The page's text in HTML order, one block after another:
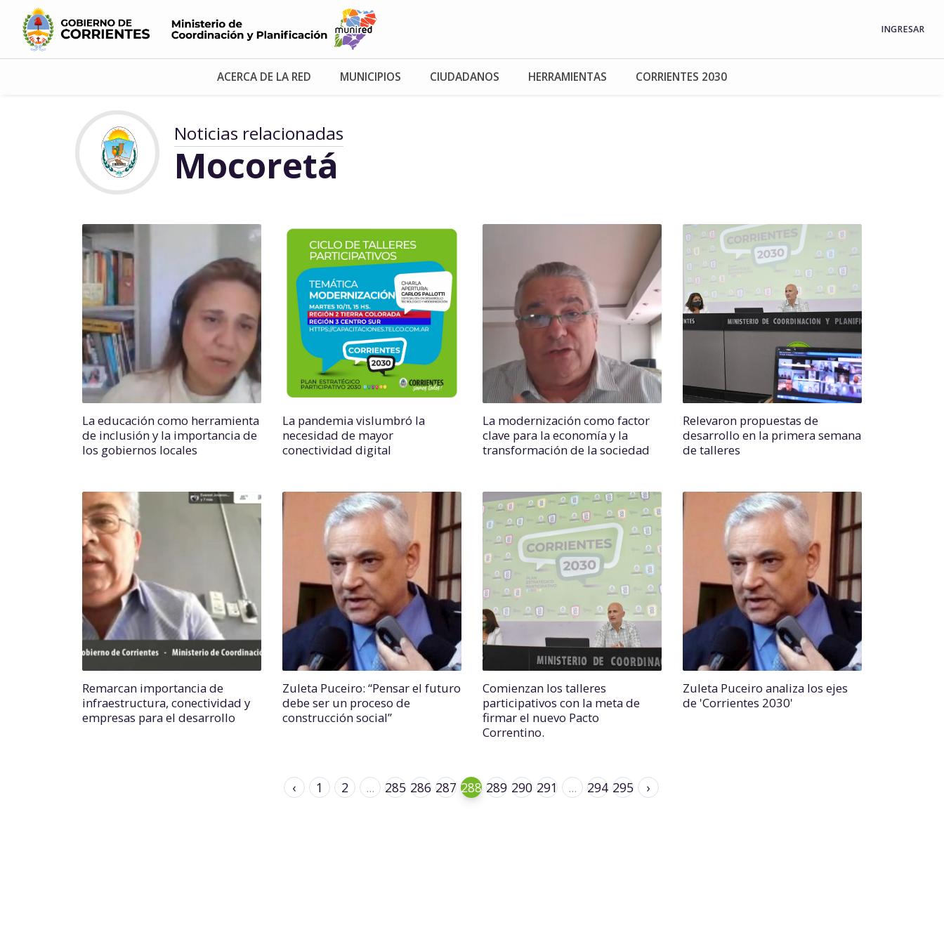
INGRESAR
ACERCA DE LA RED MUNICIPIOS CIUDADANOS HERRAMIENTAS CORRIENTES 2030
Noticias relacionadas
Mocoretá
La educación como herramienta
de inclusión y la importancia de
los gobiernos locales
La pandemia vislumbró la
necesidad de mayor
conectividad digital
La modernización como factor
clave para la economía y la
transformación de la sociedad
Relevaron propuestas de
desarrollo en la primera semana
de talleres
Remarcan importancia de
infraestructura, conectividad y
empresas para el desarrollo
Zuleta Puceiro: “Pensar el futuro
debe ser un proceso de
construcción social”
Comienzan los talleres
participativos con la meta de
firmar el nuevo Pacto
Correntino.
Zuleta Puceiro analiza los ejes
de 'Corrientes 2030'
‹ 1 2 ... 285 286 287 288 289 290 291 ... 294 295 ›